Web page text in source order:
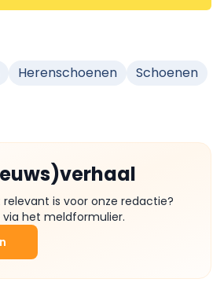
Herenschoenen Schoenen
relevant is voor onze redactie?
het meldformulier.